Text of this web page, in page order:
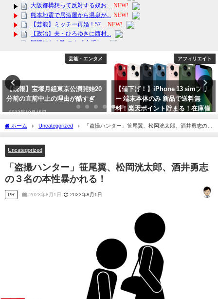
芸能・エンタメ
【続報】宝塚月組東京公演開始20
分前の直前中止の理由が酷すぎ
2023年10月15日
アフィリエイト
【値下げ！】iPhone 13 simフリ
ー 端末本体のみ 新品で送料無
料！楽天ポイント貯まる！在庫僅
少
ホーム Uncategorized
「盗撮ハンター」笹尾翼、松岡洸太郎、酒井勇志の３
名の本性暴かれる！
Uncategorized
「盗撮ハンター」笹尾翼、松岡洸太郎、酒井勇志
の３名の本性暴かれる！
PR 2023年8月1日 2023年8月1日